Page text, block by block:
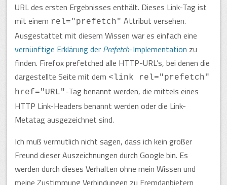
URL des ersten Ergebnisses enthält. Dieses Link-Tag ist
mit einem rel="prefetch" Attribut versehen.
Ausgestattet mit diesem Wissen war es einfach eine
vernünftige Erklärung der Prefetch-Implementation zu
finden. Firefox prefetched alle HTTP-URL’s, bei denen die
dargestellte Seite mit dem <link rel="prefetch"
href="URL"-Tag benannt werden, die mittels eines
HTTP Link-Headers benannt werden oder die Link-
Metatag ausgezeichnet sind.
Ich muß vermutlich nicht sagen, dass ich kein großer
Freund dieser Auszeichnungen durch Google bin. Es
werden durch dieses Verhalten ohne mein Wissen und
meine Zustimmung Verbindungen zu Fremdanbietern